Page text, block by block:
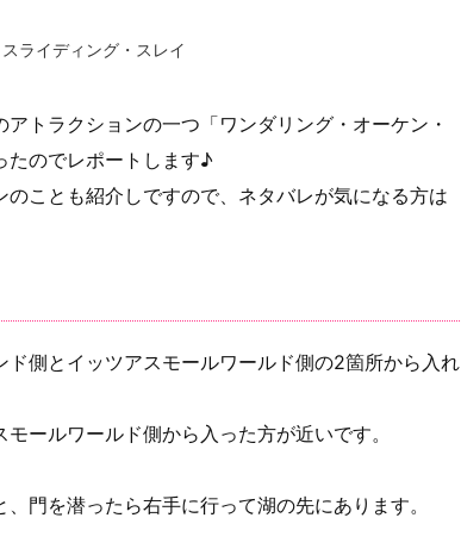
ライディング・スレイ
トラクションの一つ「ワンダリング・オーケン・
たのでレポートします♪
のことも紹介しですので、ネタバレが気になる方は
ド側とイッツアスモールワールド側の2箇所から入れ
ールワールド側から入った方が近いです。
門を潜ったら右手に行って湖の先にあります。